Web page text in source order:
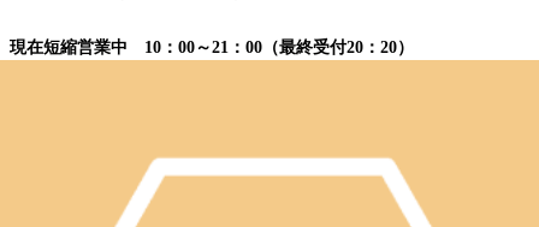
現在短縮営業中 10：00～21：00（最終受付20：20）
イオンレイクタウンmori2F